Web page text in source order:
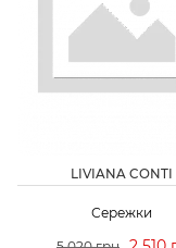
LIVIANA CONTI
Сережки